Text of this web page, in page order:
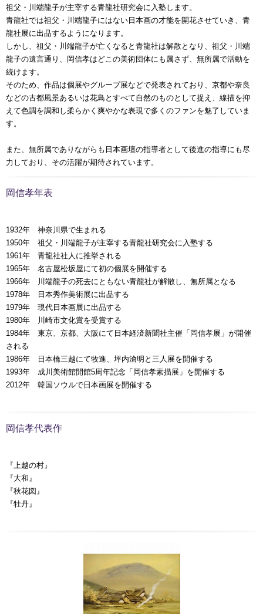
祖父・川端龍子が主宰する青龍社研究会に入塾します。
青龍社では祖父・川端龍子にはない日本画の才能を開花させていき、青
龍社展に出品するようになります。
しかし、祖父・川端龍子が亡くなると青龍社は解散となり、祖父・川端
龍子の遺言通り、岡信孝はどこの美術団体にも属さず、無所属で活動を
続けます。
そのため、作品は個展やグループ展などで発表されており、京都や奈良
などの古都風景あるいは花鳥とすべて自然のものとして捉え、線描を抑
えて色調を調和し柔らかく爽やかな表現で多くのファンを魅了していま
す。
また、無所属でありながらも日本画壇の指導者として後進の指導にも尽
力しており、その活躍が期待されています。
岡信孝年表
1932年 神奈川県で生まれる
1950年 祖父・川端龍子が主宰する青龍社研究会に入塾する
1961年 青龍社社人に推挙される
1965年 名古屋松坂屋にて初の個展を開催する
1966年 川端龍子の死去にともない青龍社が解散し、無所属となる
1978年 日本秀作美術展に出品する
1979年 現代日本画展に出品する
1980年 川崎市文化賞を受賞する
1984年 東京、京都、大阪にて日本経済新聞社主催「岡信孝展」が開催
される
1986年 日本橋三越にて牧進、坪内滄明と三人展を開催する
1993年 成川美術館開館5周年記念「岡信孝素描展」を開催する
2012年 韓国ソウルで日本画展を開催する
岡信孝代表作
『上越の村』
『大和』
『秋花図』
『牡丹』